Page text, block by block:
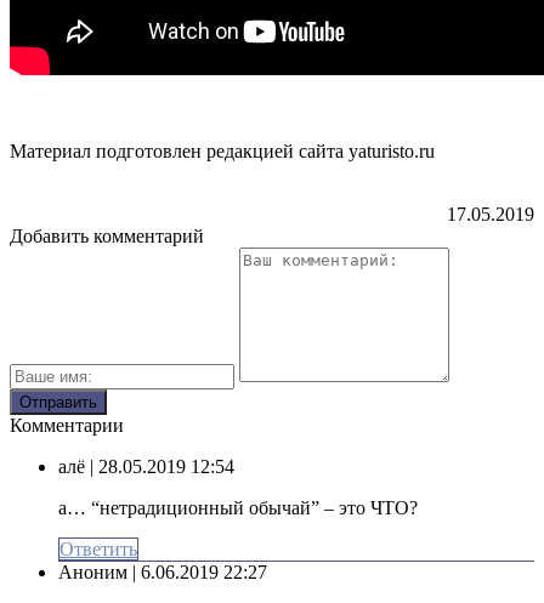
Материал подготовлен редакцией сайта yaturisto.ru
17.05.2019
Добавить комментарий
Комментарии
алё | 28.05.2019 12:54
а… “нетрадиционный обычай” – это ЧТО?
Ответить
Аноним | 6.06.2019 22:27